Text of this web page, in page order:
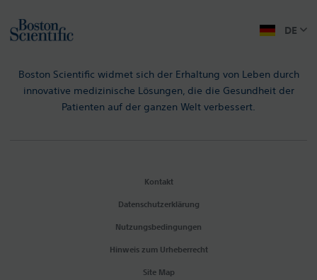
DE
Boston Scientific widmet sich der Erhaltung von Leben durch
innovative medizinische Lösungen, die die Gesundheit der
Patienten auf der ganzen Welt verbessert.
Kontakt
Datenschutzerklärung
Nutzungsbedingungen
Hinweis zum Urheberrecht
Site Map